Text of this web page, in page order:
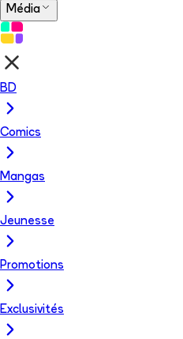
Média
BD
Comics
Mangas
Jeunesse
Promotions
Exclusivités